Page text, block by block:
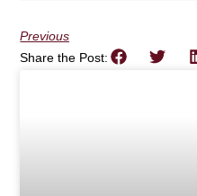
Previous
Share the Post: